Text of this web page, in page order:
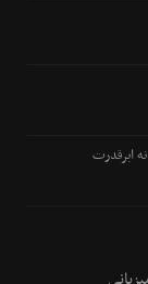
ابرقدرت